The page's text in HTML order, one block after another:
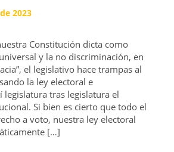
2023
Constitución dicta como
y la no discriminación, en
el legislativo hace trampas al
la ley electoral e
legislatura tras legislatura el
Si bien es cierto que todo el
a voto, nuestra ley electoral
[…]